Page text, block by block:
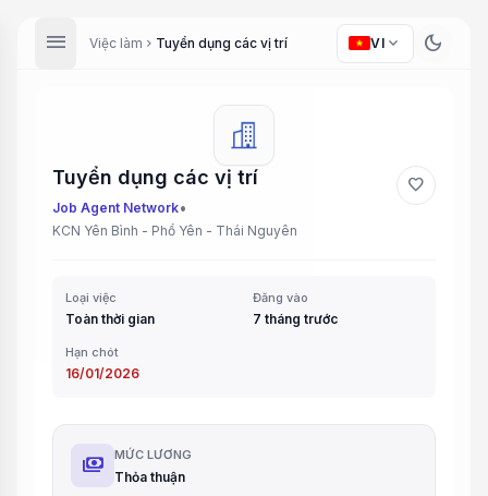
menu Việc làm chevron_right Tuyển dụng các vị trí VI expand_more dark_mode
Tuyển dụng các vị trí
Job Agent Network•
KCN Yên Bình - Phổ Yên - Thái Nguyên
favorite
Loại việc
Toàn thời gian
Đăng vào
7 tháng trước
Hạn chót
16/01/2026
payments MỨC LƯƠNG
Thỏa thuận